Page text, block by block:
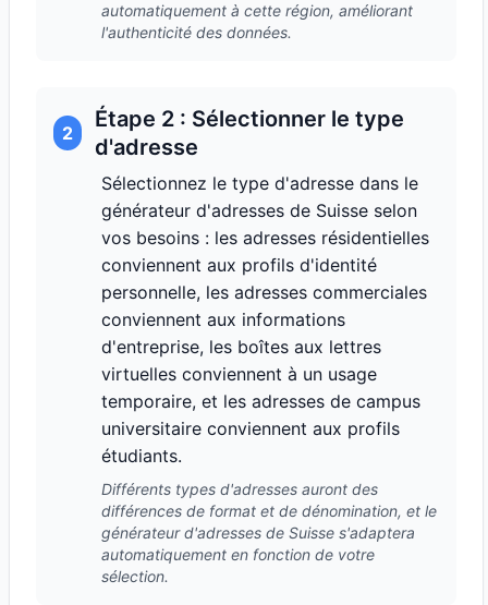
automatiquement à cette région, améliorant
l'authenticité des données.
2
Étape 2 : Sélectionner le type
d'adresse
Sélectionnez le type d'adresse dans le
générateur d'adresses de Suisse selon
vos besoins : les adresses résidentielles
conviennent aux profils d'identité
personnelle, les adresses commerciales
conviennent aux informations
d'entreprise, les boîtes aux lettres
virtuelles conviennent à un usage
temporaire, et les adresses de campus
universitaire conviennent aux profils
étudiants.
Différents types d'adresses auront des
différences de format et de dénomination, et le
générateur d'adresses de Suisse s'adaptera
automatiquement en fonction de votre
sélection.